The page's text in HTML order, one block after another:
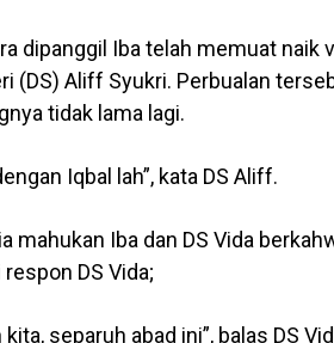
dipanggil Iba telah memuat naik
(DS) Aliff Syukri. Perbualan
tidak lama lagi.
Iqbal lah”, kata DS Aliff.
mahukan Iba dan DS Vida
DS Vida;
separuh abad ini”, balas DS